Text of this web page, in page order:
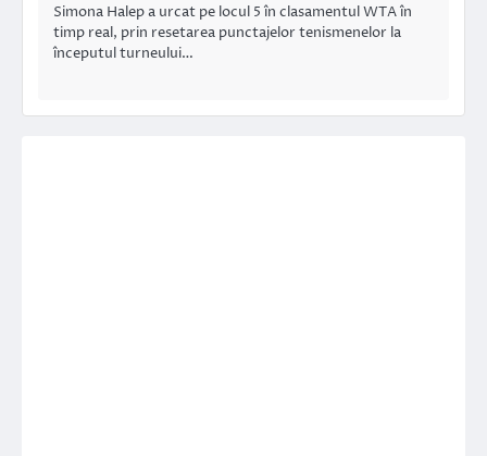
Simona Halep a urcat pe locul 5 în clasamentul WTA în
timp real, prin resetarea punctajelor tenismenelor la
începutul turneului…